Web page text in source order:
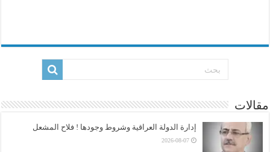
مقالات
إدارة الدولة العراقية وشروط وجودها ! فلاح المشعل
2026-08-07